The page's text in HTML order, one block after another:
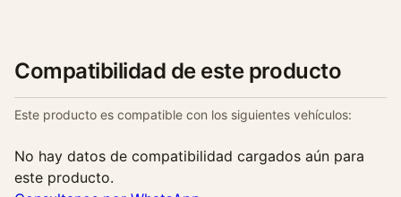
Compatibilidad de este producto
Este producto es compatible con los siguientes vehículos:
No hay datos de compatibilidad cargados aún para
este producto.